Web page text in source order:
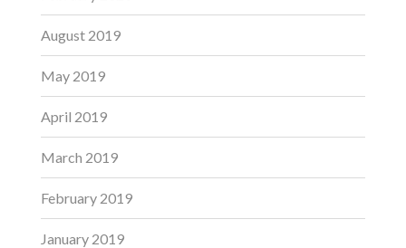
August 2019
May 2019
April 2019
March 2019
February 2019
January 2019